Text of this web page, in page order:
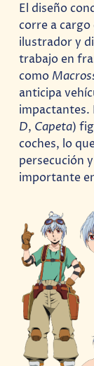
El diseño
corre a
ilustrador y
trabajo en
como
anticipa
impactantes.
D, Capeta)
coches, lo
persecución
importante